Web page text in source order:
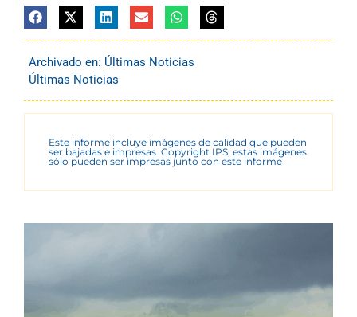
Archivado en: Últimas Noticias
Últimas Noticias
Este informe incluye imágenes de calidad que pueden
ser bajadas e impresas. Copyright IPS, estas imágenes
sólo pueden ser impresas junto con este informe